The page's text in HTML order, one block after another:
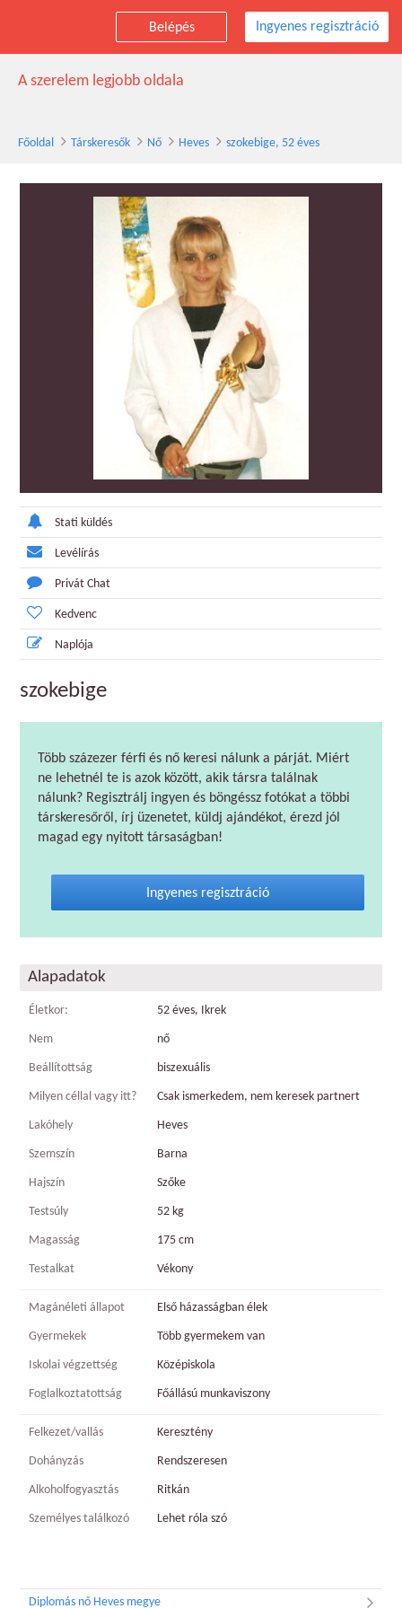
Belépés Ingyenes regisztráció
szokebige társkereső nő, 52 éves, Heves
A szerelem legjobb oldala
Főoldal Társkeresők Nő Heves szokebige, 52 éves
Stati küldés
Levélírás
Privát Chat
Kedvenc
Naplója
szokebige
Több százezer férfi és nő keresi nálunk a párját. Miért
ne lehetnél te is azok között, akik társra találnak
nálunk? Regisztrálj ingyen és böngéssz fotókat a többi
társkeresőről, írj üzenetet, küldj ajándékot, érezd jól
magad egy nyitott társaságban!
Ingyenes regisztráció
Alapadatok
Életkor: 52 éves, Ikrek
Nem nő
Beállítottság biszexuális
Milyen céllal vagy itt? Csak ismerkedem, nem keresek partnert
Lakóhely Heves
Szemszín Barna
Hajszín Szőke
Testsúly 52 kg
Magasság 175 cm
Testalkat Vékony
Magánéleti állapot Első házasságban élek
Gyermekek Több gyermekem van
Iskolai végzettség Középiskola
Foglalkoztatottság Főállású munkaviszony
Felkezet/vallás Keresztény
Dohányzás Rendszeresen
Alkoholfogyasztás Ritkán
Személyes találkozó Lehet róla szó
Diplomás nő Heves megye